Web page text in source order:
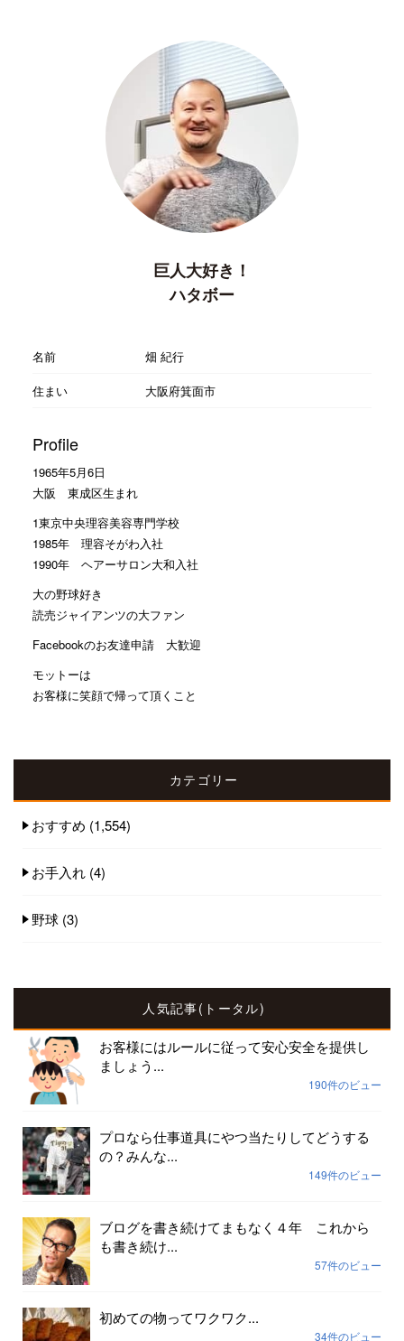
巨人大好き！
ハタボー
名前
畑 紀行
住まい
大阪府箕面市
Profile
1965年5月6日
大阪 東成区生まれ
1東京中央理容美容専門学校
1985年 理容そがわ入社
1990年 ヘアーサロン大和入社
大の野球好き
読売ジャイアンツの大ファン
Facebookのお友達申請 大歓迎
モットーは
お客様に笑顔で帰って頂くこと
カテゴリー
おすすめ (1,554)
お手入れ (4)
野球 (3)
人気記事(トータル)
お客様にはルールに従って安心安全を提供し
ましょう...
190件のビュー
プロなら仕事道具にやつ当たりしてどうする
の？みんな...
149件のビュー
ブログを書き続けてまもなく４年 これから
も書き続け...
57件のビュー
初めての物ってワクワク...
34件のビュー